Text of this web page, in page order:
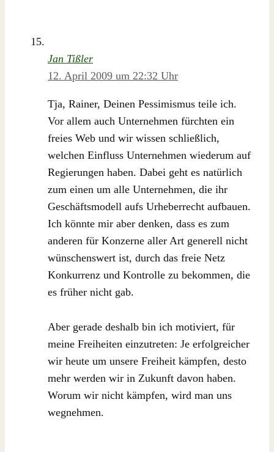
Jan Tißler
12. April 2009 um 22:32 Uhr
Tja, Rainer, Deinen Pessimismus teile ich.
Vor allem auch Unternehmen fürchten ein
freies Web und wir wissen schließlich,
welchen Einfluss Unternehmen wiederum auf
Regierungen haben. Dabei geht es natürlich
zum einen um alle Unternehmen, die ihr
Geschäftsmodell aufs Urheberrecht aufbauen.
Ich könnte mir aber denken, dass es zum
anderen für Konzerne aller Art generell nicht
wünschenswert ist, durch das freie Netz
Konkurrenz und Kontrolle zu bekommen, die
es früher nicht gab.
Aber gerade deshalb bin ich motiviert, für
meine Freiheiten einzutreten: Je erfolgreicher
wir heute um unsere Freiheit kämpfen, desto
mehr werden wir in Zukunft davon haben.
Worum wir nicht kämpfen, wird man uns
wegnehmen.